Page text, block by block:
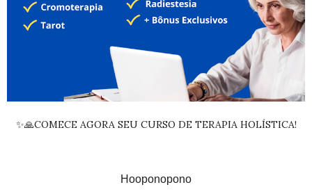
✨🙏COMECE AGORA SEU CURSO DE TERAPIA HOLÍSTICA!
Hooponopono